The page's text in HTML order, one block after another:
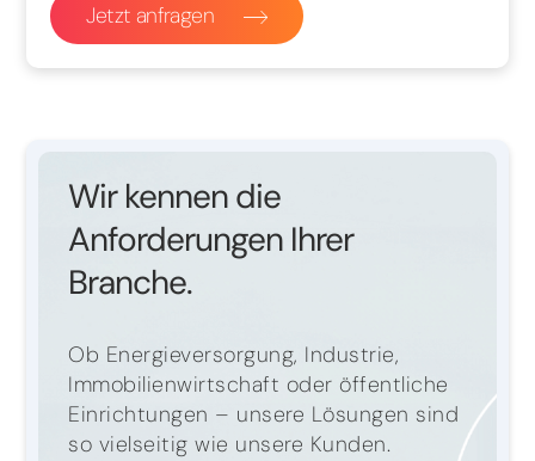
Jetzt anfragen
Wir kennen die
Anforderungen Ihrer
Branche.
Ob Energieversorgung, Industrie,
Immobilienwirtschaft oder öffentliche
Einrichtungen – unsere Lösungen sind
so vielseitig wie unsere Kunden.